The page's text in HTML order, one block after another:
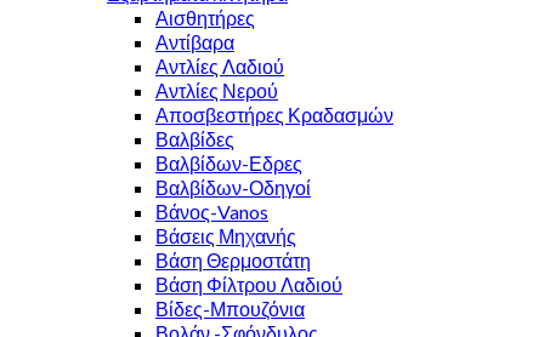
Αισθητήρες
Αντίβαρα
Αντλίες Λαδιού
Αντλίες Νερού
Αποσβεστήρες Κραδασμών
Βαλβίδες
Βαλβίδων-Εδρες
Βαλβίδων-Οδηγοί
Βάνος-Vanos
Βάσεις Μηχανής
Βάση Θερμοστάτη
Βάση Φίλτρου Λαδιού
Βίδες-Μπουζόνια